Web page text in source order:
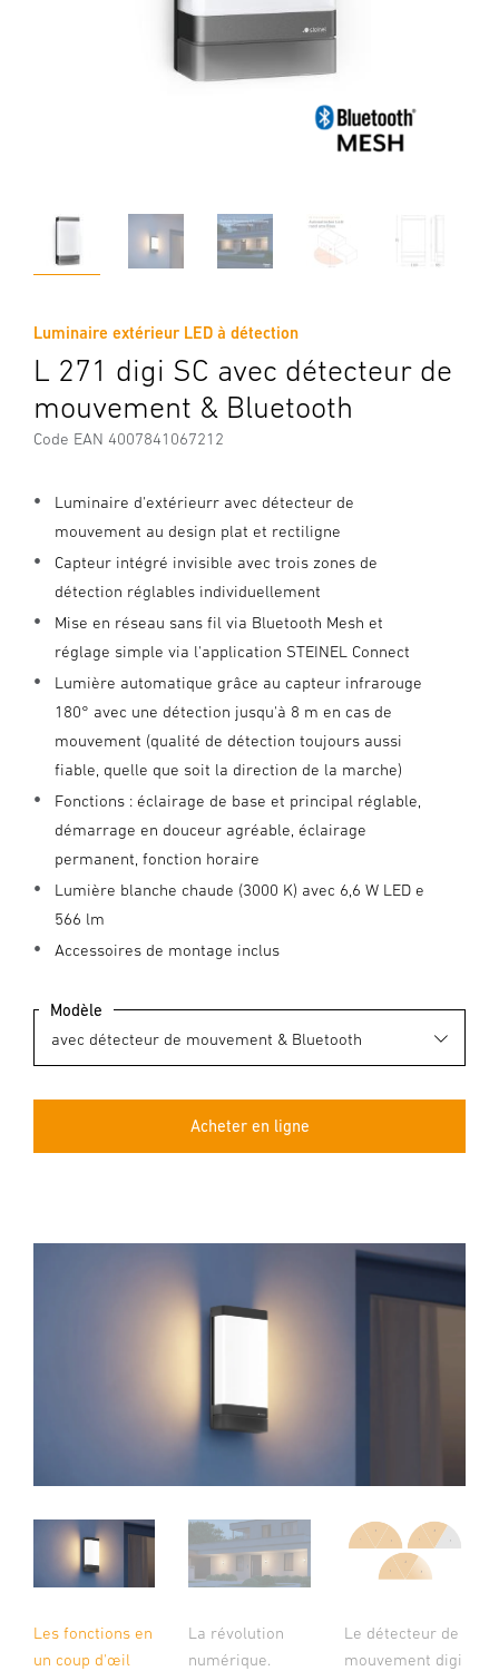
Luminaire extérieur LED à détection
L 271 digi SC avec détecteur de
mouvement & Bluetooth
Code EAN 4007841067212
Luminaire d'extérieurr avec détecteur de
mouvement au design plat et rectiligne
Capteur intégré invisible avec trois zones de
détection réglables individuellement
Mise en réseau sans fil via Bluetooth Mesh et
réglage simple via l'application STEINEL Connect
Lumière automatique grâce au capteur infrarouge
180° avec une détection jusqu'à 8 m en cas de
mouvement (qualité de détection toujours aussi
fiable, quelle que soit la direction de la marche)
Fonctions : éclairage de base et principal réglable,
démarrage en douceur agréable, éclairage
permanent, fonction horaire
Lumière blanche chaude (3000 K) avec 6,6 W LED e
566 lm
Accessoires de montage inclus
Modèle
Acheter en ligne
Les fonctions en
un coup d'œil
La révolution
numérique.
Le détecteur de
mouvement digi